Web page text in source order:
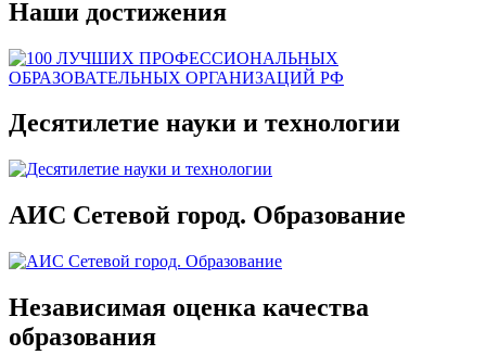
Наши достижения
Десятилетие науки и технологии
АИС Сетевой город. Образование
Независимая оценка качества
образования